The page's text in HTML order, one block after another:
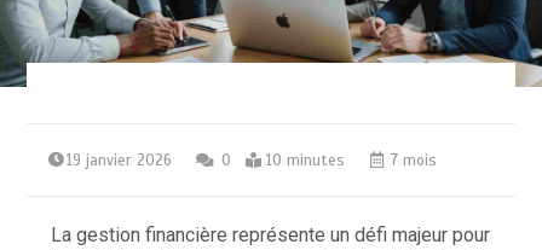
19 janvier 2026 0 10 minutes 7 mois
La gestion financière représente un défi majeur pour